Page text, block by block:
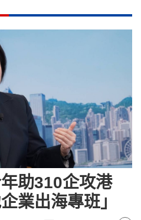
助310企攻港
業出海專班」